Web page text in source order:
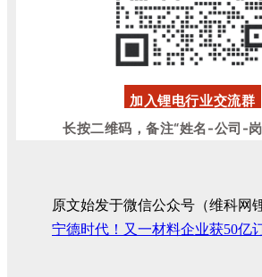
加入锂电行业交流群
长按二维码，备注“姓名-公司-
原文始发于微信公众号（维科网
宁德时代！又一材料企业获50亿